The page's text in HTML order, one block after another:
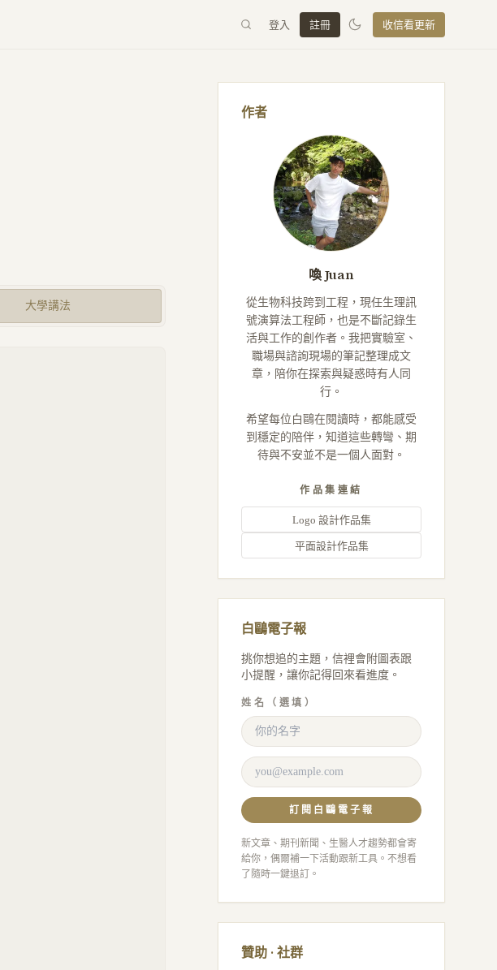
登入 註冊 收信看更新
大學講法
作者
喚 Juan
從生物科技跨到工程，現任生理訊
號演算法工程師，也是不斷記錄生
活與工作的創作者。我把實驗室、
職場與諮詢現場的筆記整理成文
章，陪你在探索與疑惑時有人同
行。
希望每位白鷗在閱讀時，都能感受
到穩定的陪伴，知道這些轉彎、期
待與不安並不是一個人面對。
作品集連結
Logo 設計作品集
平面設計作品集
白鷗電子報
挑你想追的主題，信裡會附圖表跟
小提醒，讓你記得回來看進度。
姓名（選填）
訂閱白鷗電子報
新文章、期刊新聞、生醫人才趨勢都會寄
給你，偶爾補一下活動跟新工具。不想看
了隨時一鍵退訂。
贊助 · 社群